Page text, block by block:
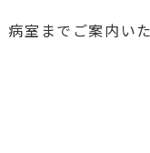
室までご案内い